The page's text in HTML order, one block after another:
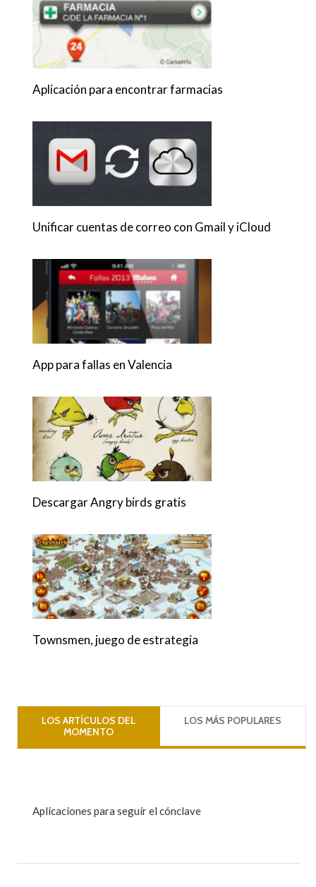
Aplicación para encontrar farmacias
Unificar cuentas de correo con Gmail y iCloud
App para fallas en Valencia
Descargar Angry birds gratis
Townsmen, juego de estrategia
LOS ARTÍCULOS DEL
MOMENTO
LOS MÁS POPULARES
Aplicaciones para seguir el cónclave